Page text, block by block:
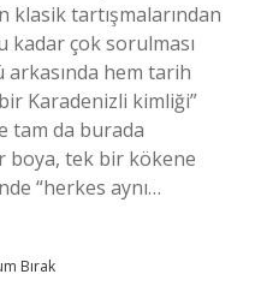
klasik tartışmalarından
kadar çok sorulması
arkasında hem tarih
Karadenizli kimliği”
tam da burada
boya, tek bir kökene
“herkes aynı…
Bırak